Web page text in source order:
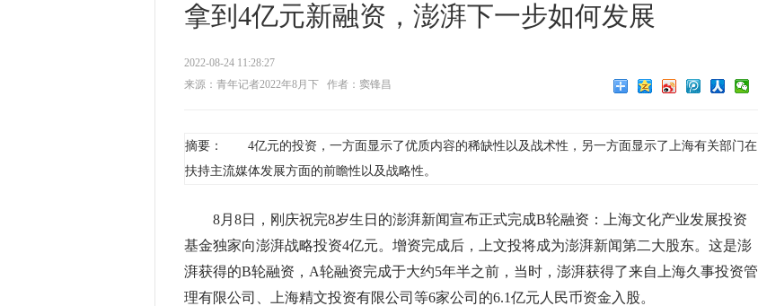
拿到4亿元新融资，澎湃下一步如何发展
2022-08-24 11:28:27
来源：青年记者2022年8月下
作者：窦锋昌
摘要： 4亿元的投资，一方面显示了优质内容的稀缺性以及战术性，另一方面显示了上海有关部门在
扶持主流媒体发展方面的前瞻性以及战略性。
8月8日，刚庆祝完8岁生日的澎湃新闻宣布正式完成B轮融资：上海文化产业发展投资
基金独家向澎湃战略投资4亿元。增资完成后，上文投将成为澎湃新闻第二大股东。这是澎
湃获得的B轮融资，A轮融资完成于大约5年半之前，当时，澎湃获得了来自上海久事投资管
理有限公司、上海精文投资有限公司等6家公司的6.1亿元人民币资金入股。